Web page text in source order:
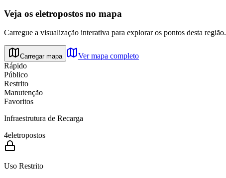
Veja os eletropostos no mapa
Carregue a visualização interativa para explorar os pontos desta região.
Carregar mapa
Ver mapa completo
Rápido
Público
Restrito
Manutenção
Favoritos
Infraestrutura de Recarga
4eletropostos
Uso Restrito